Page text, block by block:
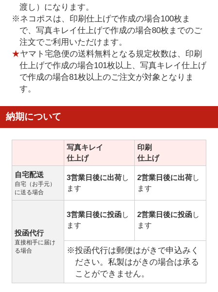
渡し）になります。
※ネコポスは、印刷仕上げで作成の場合100枚ま
で、写真キレイ仕上げで作成の場合80枚までのご
注文でご利用いただけます。
★ヤマト宅急便の送料無料となる規定枚数は、印刷
仕上げで作成の場合101枚以上、写真キレイ仕上げ
で作成の場合81枚以上のご注文が対象となりま
す。
納期について
写真キレイ
仕上げ
印刷
仕上げ
自宅配送
自宅（お手元）
に送る場合
3営業日後に出荷し
ます
2営業日後に出荷し
ます
投函代行
直接相手に届け
る場合
3営業日後に投函し
ます
2営業日後に投函し
ます
※投函代行は郵便はがきで申込みく
ださい。私製はがきの場合は承る
ことができません。